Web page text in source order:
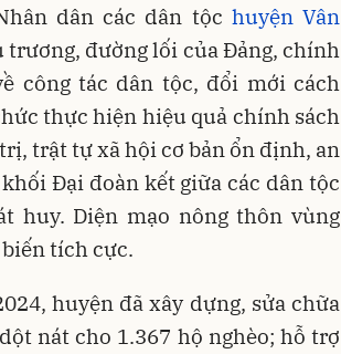
dân các dân tộc huyện Vân
đường lối của Đảng, chính
công tác dân tộc, đổi mới cách
thực hiện hiệu quả chính sách
trật tự xã hội cơ bản ổn định, an
Đại đoàn kết giữa các dân tộc
huy. Diện mạo nông thôn vùng
tích cực.
huyện đã xây dựng, sửa chữa
nát cho 1.367 hộ nghèo; hỗ trợ